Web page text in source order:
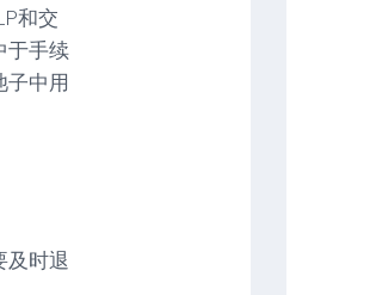
和交
于手续
子中用
及时退